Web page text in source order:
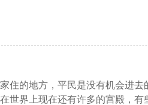
住的地方，平民是没有机会进
世界上现在还有许多的宫殿，